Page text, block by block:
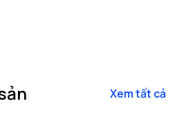
Xem tất cả